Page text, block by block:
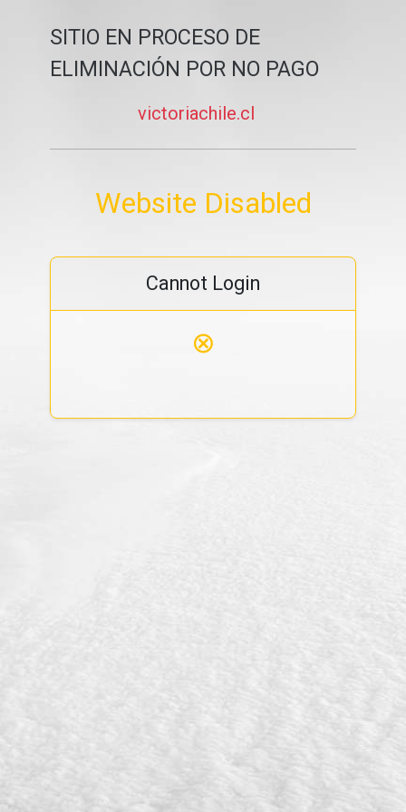
SITIO EN PROCESO DE
ELIMINACIÓN POR NO PAGO
victoriachile.cl
Website Disabled
Cannot Login
⊗